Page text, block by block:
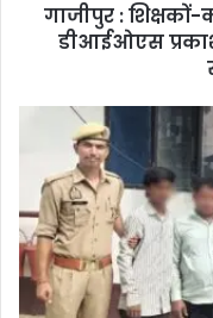
गाजीपुर :
डीआईओएस